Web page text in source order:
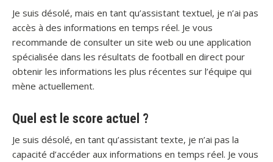
Je suis désolé, mais en tant qu’assistant textuel, je n’ai pas
accès à des informations en temps réel. Je vous
recommande de consulter un site web ou une application
spécialisée dans les résultats de football en direct pour
obtenir les informations les plus récentes sur l’équipe qui
mène actuellement.
Quel est le score actuel ?
Je suis désolé, en tant qu’assistant texte, je n’ai pas la
capacité d’accéder aux informations en temps réel. Je vous